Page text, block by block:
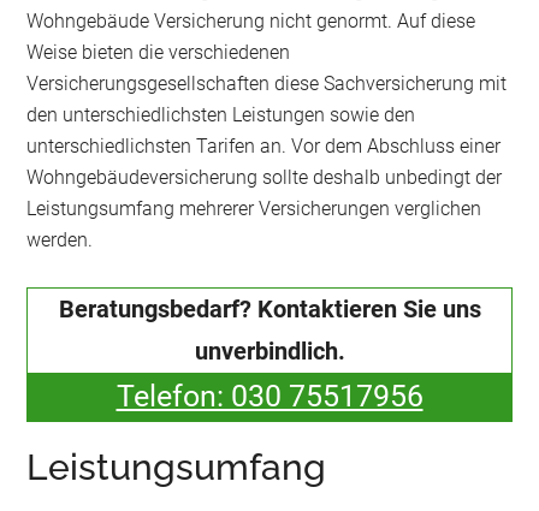
Wohngebäude Versicherung nicht genormt. Auf diese
Weise bieten die verschiedenen
Versicherungsgesellschaften diese Sachversicherung mit
den unterschiedlichsten Leistungen sowie den
unterschiedlichsten Tarifen an. Vor dem Abschluss einer
Wohngebäudeversicherung sollte deshalb unbedingt der
Leistungsumfang mehrerer Versicherungen verglichen
werden.
Beratungsbedarf? Kontaktieren Sie uns
unverbindlich.
Telefon: 030 75517956
Leistungsumfang